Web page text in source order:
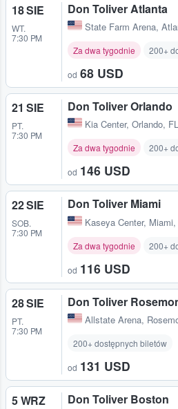
18 SIE
WT.
7:30 PM
Don Toliver Atlanta
State Farm Arena,
Za dwa tygodnie 200+
od 68 USD
21 SIE
PT.
7:30 PM
Don Toliver Orlando
Kia Center, Orlando,
Za dwa tygodnie 200+
od 146 USD
22 SIE
SOB.
7:30 PM
Don Toliver Miami
Kaseya Center,
Za dwa tygodnie 200+
od 116 USD
28 SIE
PT.
7:30 PM
Don Toliver
Allstate Arena,
200+ dostępnych biletów
od 131 USD
5 WRZ Don Toliver Boston